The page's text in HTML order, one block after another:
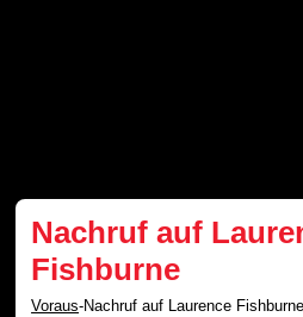
Nachruf auf
Fishburne
Voraus-Nachruf auf Laurence